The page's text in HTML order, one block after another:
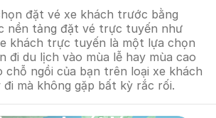
đặt vé xe khách trước bằng
nền tảng đặt vé trực tuyến như
khách trực tuyến là một lựa chọn
đi du lịch vào mùa lễ hay mùa cao
chỗ ngồi của bạn trên loại xe khách
mà không gặp bất kỳ rắc rối.